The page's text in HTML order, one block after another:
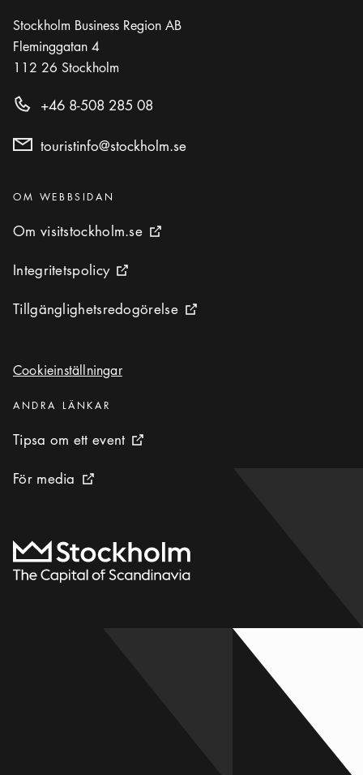
Stockholm Business Region AB
Fleminggatan 4
112 26 Stockholm
+46 8-508 285 08
touristinfo@stockholm.se
Kategorier:
OM WEBBSIDAN
Om visitstockholm.se
Om visitstockholm.se Extern ikon
Integritetspolicy
Integritetspolicy Extern ikon
Tillgänglighetsredogörelse
Tillgänglighetsredogörelse Extern ikon
Cookieinställningar
Cookieinställningar
Kategorier :
ANDRA LÄNKAR
Tipsa om ett event
Tipsa om ett event Extern ikon
För media
För media Extern ikon
Till startsidan